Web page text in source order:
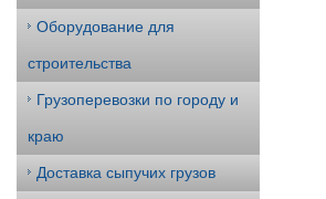
Оборудование для
строительства
Грузоперевозки по городу и
краю
Доставка сыпучих грузов